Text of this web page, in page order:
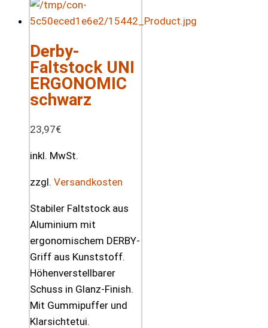
Derby-
Faltstock UNI
ERGONOMIC
schwarz
23,97€
inkl. MwSt.
zzgl. Versandkosten
Stabiler Faltstock aus
Aluminium mit
ergonomischem DERBY-
Griff aus Kunststoff.
Höhenverstellbarer
Schuss in Glanz-Finish.
Mit Gummipuffer und
Klarsichtetui.